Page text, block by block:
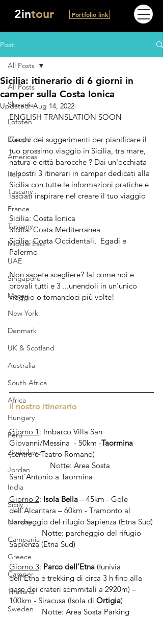
2intour Portfolio link
Post
All Posts
Slovenia
Lofoten
Europe
Americas
Italy
Tuscany
France
Tuscany
Middle East
UAE
Singapore
Macau
New York
Denmark
UK & Scotland
Australia
South Africa
Africa
Hungary
Perù
Zimbabwe
Jordan
India
Sicily
Norway
Campania
Greece
Camper
Thailand
Sweden
All Posts
Sicilia: itinerario di 6 giorni in
camper sulla Costa Ionica
Updated:Aug 14, 2022
ENGLISH TRANSLATION SOON
Cerchi dei suggerimenti per pianificare il
tuo prossimo viaggio in Sicilia, tra mare,
natura e città barocche ? Dai un'occhiata
ai nostri 3 itinerari in camper dedicati alla
Sicilia con tutte le informazioni pratiche e
lasciati inspirare nel creare il tuo viaggio
Sicilia: Costa Ionica
Sicilia: Costa Mediterranea
Sicilia: Costa Occidentali,  Egadi e
Palermo
Non sapete scegliere? fai come noi e
provali tutti e 3 ...unendoli in un'unico
viaggio o tornandoci più volte!
Il nostro itinerario
Giorno 1 : Imbarco Villa San
Giovanni/Messina  - 50km -Taormina
(centro e Teatro Romano)
		Notte: Area Sosta
Sant'Antonio a Taormina
Giorno 2: Isola Bella – 45km - Gole
dell’Alcantara – 60km - Tramonto al
parcheggio del rifugio Sapienza (Etna Sud)
Sapienza (Etna Sud)
Giorno 3: Parco dell’Etna (funivia
dell’Etna e trekking di circa 3 h fino alla
base dei crateri sommitali a 2920m) –
100km - Siracusa (Isola di Ortigia)
                Notte: Area Sosta Parking